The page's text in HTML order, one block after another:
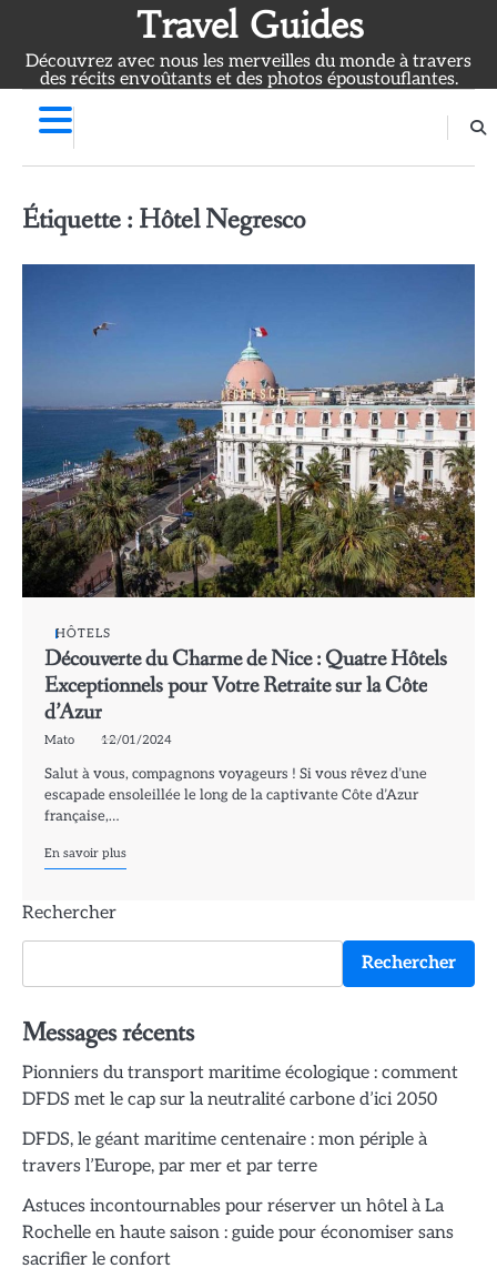
content
Travel Guides
Découvrez avec nous les merveilles du monde à travers
des récits envoûtants et des photos époustouflantes.
Étiquette : Hôtel Negresco
HÔTELS
Découverte du Charme de Nice : Quatre Hôtels
Exceptionnels pour Votre Retraite sur la Côte
d’Azur
Mato 12/01/2024
Salut à vous, compagnons voyageurs ! Si vous rêvez d’une
escapade ensoleillée le long de la captivante Côte d’Azur
française,…
En savoir plus
Rechercher
Rechercher
Messages récents
Pionniers du transport maritime écologique : comment
DFDS met le cap sur la neutralité carbone d’ici 2050
DFDS, le géant maritime centenaire : mon périple à
travers l’Europe, par mer et par terre
Astuces incontournables pour réserver un hôtel à La
Rochelle en haute saison : guide pour économiser sans
sacrifier le confort